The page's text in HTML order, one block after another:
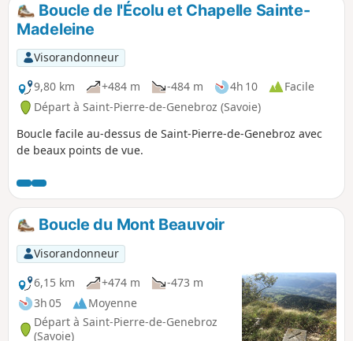
Boucle de l'Écolu et Chapelle Sainte-
Madeleine
Visorandonneur
9,80 km
+484 m -484 m 4h 10
Facile
Départ à Saint-Pierre-de-Genebroz (Savoie)
Boucle facile au-dessus de Saint-Pierre-de-Genebroz avec
de beaux points de vue.
Boucle du Mont Beauvoir
Visorandonneur
6,15 km
+474 m
-473 m
3h 05
Moyenne
Départ à Saint-Pierre-de-Genebroz
(Savoie)